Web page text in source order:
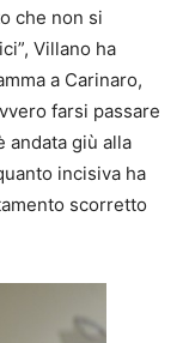
che non si
Villano ha
a Carinaro,
farsi passare
andata giù alla
incisiva ha
scorretto